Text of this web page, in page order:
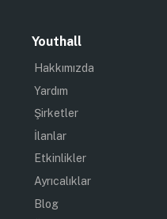
Youthall
Hakkımızda
Yardım
Şirketler
İlanlar
Etkinlikler
Ayrıcalıklar
Blog